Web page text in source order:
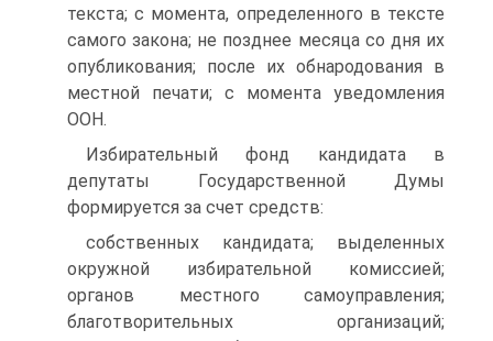
текста; с момента, определенного в тексте
самого закона; не позднее месяца со дня их
опубликования; после их обнародования в
местной печати; с момента уведомления
ООН.
Избирательный фонд кандидата в
депутаты Государственной Думы
формируется за счет средств:
собственных кандидата; выделенных
окружной избирательной комиссией;
органов местного самоуправления;
благотворительных организаций;